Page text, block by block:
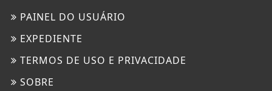
PAINEL DO USUÁRIO
EXPEDIENTE
TERMOS DE USO E PRIVACIDADE
SOBRE